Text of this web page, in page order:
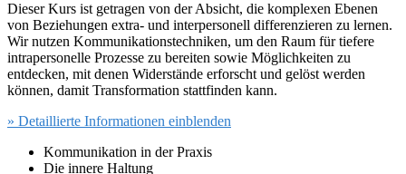
Dieser Kurs ist getragen von der Absicht, die komplexen Ebenen
von Beziehungen extra- und interpersonell differenzieren zu lernen.
Wir nutzen Kommunikationstechniken, um den Raum für tiefere
intrapersonelle Prozesse zu bereiten sowie Möglichkeiten zu
entdecken, mit denen Widerstände erforscht und gelöst werden
können, damit Transformation stattfinden kann.
» Detaillierte Informationen einblenden
Kommunikation in der Praxis
Die innere Haltung